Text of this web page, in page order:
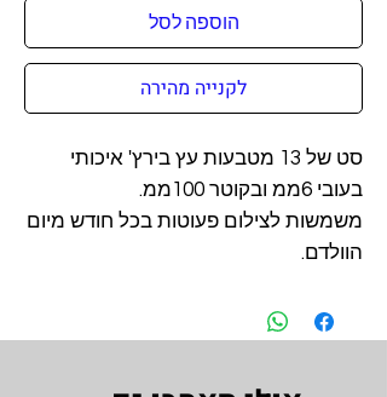
הוספה לסל
לקנייה מהירה
סט של 13 מטבעות עץ בירץ' איכותי
בעובי 6ממ ובקוטר 100ממ.
משמשות לצילום פעוטות בכל חודש מיום
הוולדם.